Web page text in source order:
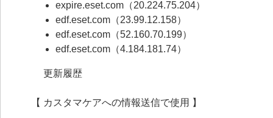
expire.eset.com（20.224.75.204）
edf.eset.com（23.99.12.158）
edf.eset.com（52.160.70.199）
edf.eset.com（4.184.181.74）
更新履歴
【 カスタマケアへの情報送信で使用 】